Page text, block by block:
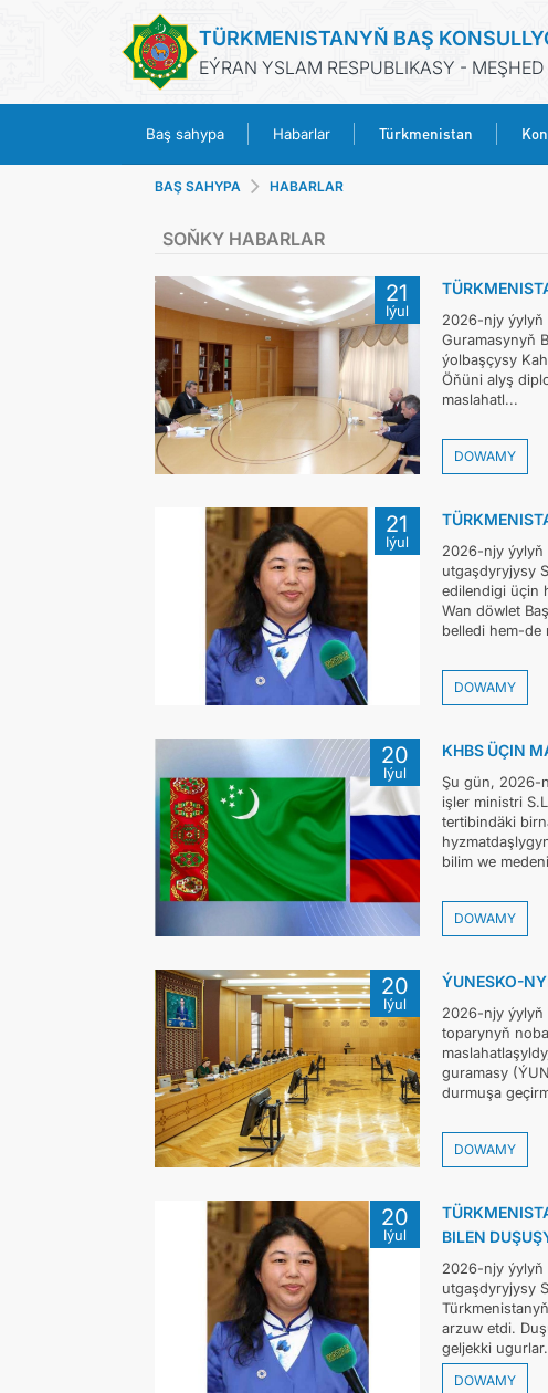
TÜRKMENISTANYŇ BAŞ
EÝRAN YSLAM RESPUBLIKASY - MEŞHED
Baş sahypa Habarlar Türkmenistan
BAŞ SAHYPA HABARLAR
SOŇKY HABARLAR
21
Iýul
2026-njy ýylyň
Guramasynyň
ýolbaşçysy
Öňüni alyş
maslahatl...
DOWAMY
21
Iýul
2026-njy ýylyň
utgaşdyryjysy
edilendigi üçin
Wan döwlet
belledi hem-de
DOWAMY
20
Iýul
KHBS ÜÇIN
Şu gün, 2026-
işler ministri
tertibindäki
bilim we
DOWAMY
20
Iýul
ÝUNESKO-
2026-njy ýylyň
toparynyň
guramasy
durmuşa
DOWAMY
20
Iýul
BILEN
2026-njy ýylyň
utgaşdyryjysy
arzuw etdi.
geljekki
DOWAMY